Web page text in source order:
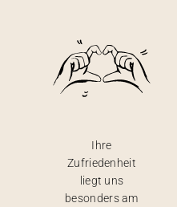
Ihre
Zufriedenheit
liegt uns
besonders am